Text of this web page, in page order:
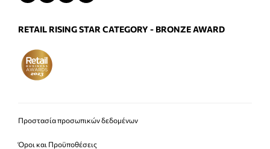
RETAIL RISING STAR CATEGORY - BRONZE AWARD
Προστασία προσωπικών δεδομένων
Όροι και Προϋποθέσεις